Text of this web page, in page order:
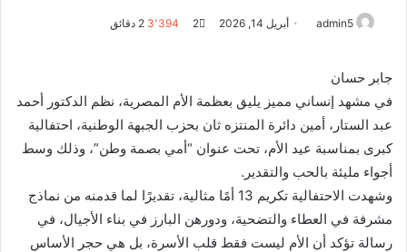
admin5
أرسل أبريل 14, 2026 2
جابر حسان
في مشهد إنساني مميز يليق بعظمة الأم المصرية، نظم الدكتور أحمد
عبد الستار، أمين دائرة المنتزه ثان بحزب الجبهة الوطنية، احتفالية
كبرى بمناسبة عيد الأم، تحت عنوان “أمي بصمة وطن”، وذلك وسط
أجواء مليئة بالحب والتقدير.
وشهدت الاحتفالية تكريم 13 أمًا مثالية، تقديرًا لما قدمنه من نماذج
مشرفة في العطاء والتضحية، ودورهن البارز في بناء الأجيال، في
رسالة تؤكد أن الأم ليست فقط قلب الأسرة، بل هي حجر الأساس